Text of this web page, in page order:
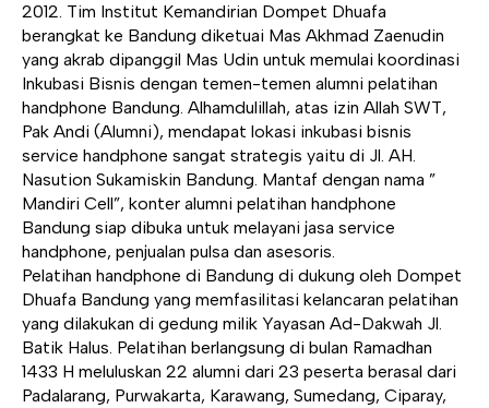
2012. Tim Institut Kemandirian Dompet Dhuafa
berangkat ke Bandung diketuai Mas Akhmad Zaenudin
yang akrab dipanggil Mas Udin untuk memulai koordinasi
Inkubasi Bisnis dengan temen-temen alumni pelatihan
handphone Bandung. Alhamdulillah, atas izin Allah SWT,
Pak Andi (Alumni), mendapat lokasi inkubasi bisnis
service handphone sangat strategis yaitu di Jl. AH.
Nasution Sukamiskin Bandung. Mantaf dengan nama ”
Mandiri Cell”, konter alumni pelatihan handphone
Bandung siap dibuka untuk melayani jasa service
handphone, penjualan pulsa dan asesoris.
Pelatihan handphone di Bandung di dukung oleh Dompet
Dhuafa Bandung yang memfasilitasi kelancaran pelatihan
yang dilakukan di gedung milik Yayasan Ad-Dakwah Jl.
Batik Halus. Pelatihan berlangsung di bulan Ramadhan
1433 H meluluskan 22 alumni dari 23 peserta berasal dari
Padalarang, Purwakarta, Karawang, Sumedang, Ciparay,